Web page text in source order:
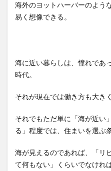
海外のヨットハーバーのよう
易く想像できる。
海に近い暮らしは、憧れであ
時代。
それが現在では働き方も大き
それでもただ単に「海が近い
る」程度では、住まいを選ぶ
海が見えるのであれば、「リ
て何もない」くらいでなけれ